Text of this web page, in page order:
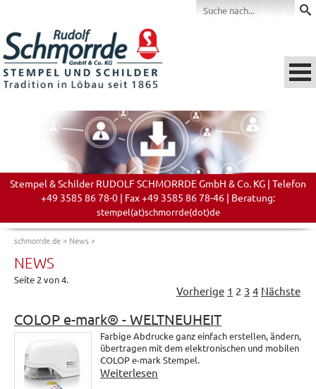
Stempel & Schilder RUDOLF SCHMORRDE GmbH & Co. KG | Telefon
+49 3585 86 78-0 | Fax +49 3585 86 78-46 | Beratung:
stempel(at)schmorrde(dot)de
schmorrde.de> News>
NEWS
Seite 2 von 4.
Vorherige 1 2 3 4 Nächste
COLOP e-mark® - WELTNEUHEIT
Farbige Abdrucke ganz einfach erstellen, ändern,
übertragen mit dem elektronischen und mobilen
COLOP e-mark Stempel.
Weiterlesen